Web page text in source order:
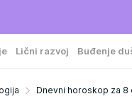
Lični razvoj Buđenje
Dnevni horoskop za 8